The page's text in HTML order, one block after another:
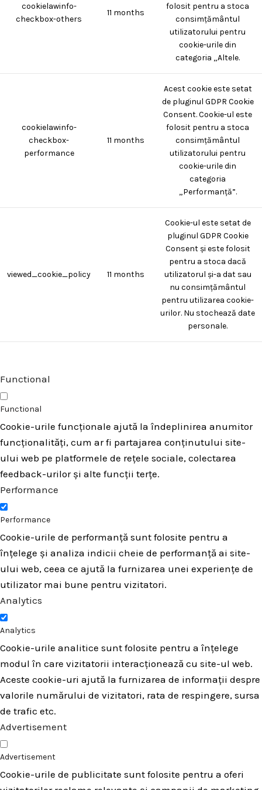
cookielawinfo-
checkbox-others
11 months
folosit pentru a stoca
consimțământul
utilizatorului pentru
cookie-urile din
categoria „Altele.
cookielawinfo-
checkbox-
performance
11 months
Acest cookie este setat
de pluginul GDPR Cookie
Consent. Cookie-ul este
folosit pentru a stoca
consimțământul
utilizatorului pentru
cookie-urile din
categoria
„Performanță”.
viewed_cookie_policy 11 months
Cookie-ul este setat de
pluginul GDPR Cookie
Consent și este folosit
pentru a stoca dacă
utilizatorul și-a dat sau
nu consimțământul
pentru utilizarea cookie-
urilor. Nu stochează date
personale.
Functional
Functional
Cookie-urile funcționale ajută la îndeplinirea anumitor
funcționalități, cum ar fi partajarea conținutului site-
ului web pe platformele de rețele sociale, colectarea
feedback-urilor și alte funcții terțe.
Performance
Performance
Cookie-urile de performanță sunt folosite pentru a
înțelege și analiza indicii cheie de performanță ai site-
ului web, ceea ce ajută la furnizarea unei experiențe de
utilizator mai bune pentru vizitatori.
Analytics
Analytics
Cookie-urile analitice sunt folosite pentru a înțelege
modul în care vizitatorii interacționează cu site-ul web.
Aceste cookie-uri ajută la furnizarea de informații despre
valorile numărului de vizitatori, rata de respingere, sursa
de trafic etc.
Advertisement
Advertisement
Cookie-urile de publicitate sunt folosite pentru a oferi